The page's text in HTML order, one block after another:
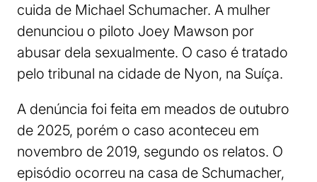
cuida de Michael Schumacher. A mulher
denunciou o piloto Joey Mawson por
abusar dela sexualmente. O caso é tratado
pelo tribunal na cidade de Nyon, na Suíça.
A denúncia foi feita em meados de outubro
de 2025, porém o caso aconteceu em
novembro de 2019, segundo os relatos. O
episódio ocorreu na casa de Schumacher,